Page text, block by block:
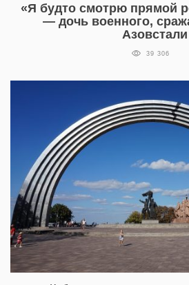
«Я будто смотрю прямой
— дочь военного,
Азовстали
39 306